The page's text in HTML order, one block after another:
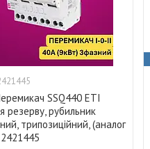
SSQ440 ETI
резерву, рубильник
трипозиційний, (аналог